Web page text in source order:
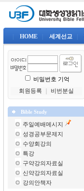
HOME 세계선교
비밀번호 기억
회원등록
비번분실
Bible Study
주일예배메시지
성경공부문제지
수양회강의
특강
구약강의자료실
신약강의자료실
강의안책자